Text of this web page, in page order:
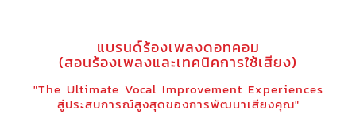
แบรนด์ร้องเพลงดอทคอม
(สอนร้องเพลงและเทคนิคการใช้เสียง)
"The Ultimate Vocal Improvement Experiences
สู่ประสบการณ์สูงสุดของการพัฒนาเสียงคุณ"